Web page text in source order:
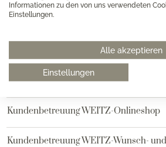
Informationen zu den von uns verwendeten
Einstellungen.
Alle akzeptieren
Einstellungen
Hamburg am Neuen Wall
Bielefeld
Kundenbetreuung WEITZ-Onlineshop
Kundenbetreuung WEITZ-Wunsch-